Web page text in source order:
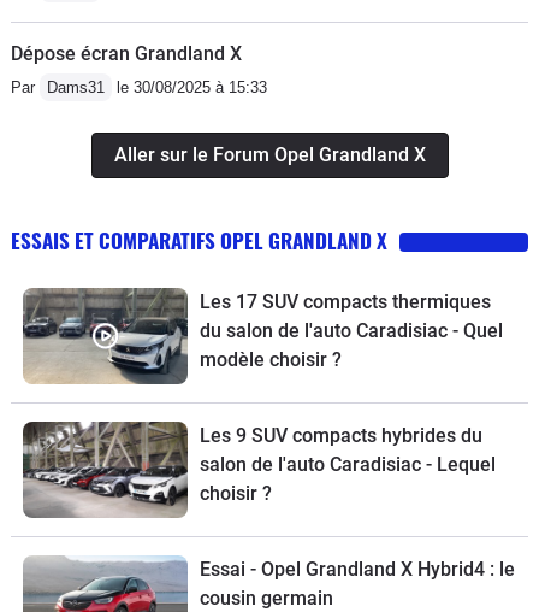
Dépose écran Grandland X
Par Dams31 le 30/08/2025 à 15:33
Aller sur le Forum Opel Grandland X
ESSAIS ET COMPARATIFS OPEL GRANDLAND X
Les 17 SUV compacts thermiques
du salon de l'auto Caradisiac - Quel
modèle choisir ?
Les 9 SUV compacts hybrides du
salon de l'auto Caradisiac - Lequel
choisir ?
Essai - Opel Grandland X Hybrid4 : le
cousin germain